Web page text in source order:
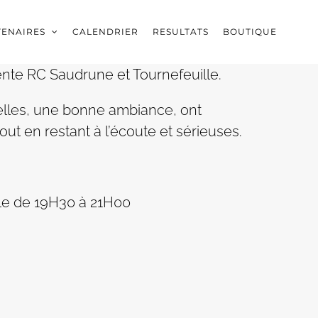
CALENDRIER RESULTATS BOUTIQUE
RC Saudrune et Tournefeuille.
une bonne ambiance, ont
en restant à l’écoute et sérieuses.
de 19H30 à 21H00